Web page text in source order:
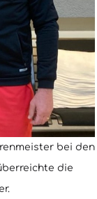
bei den
die